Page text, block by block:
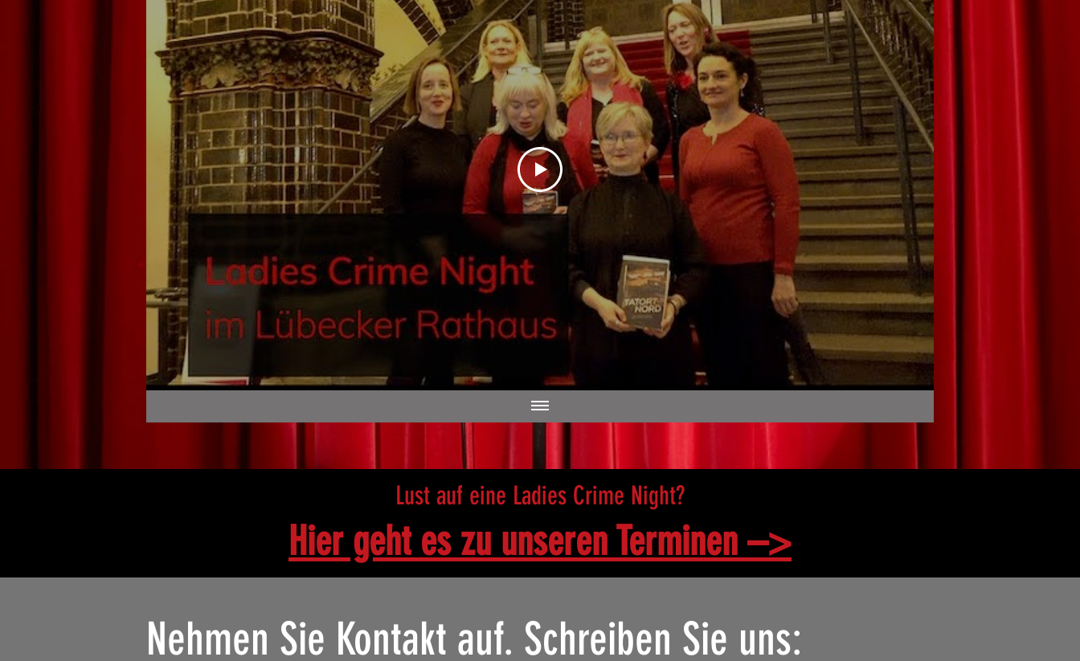
Lust auf eine Ladies Crime Night?
Hier geht es zu unseren Terminen –>
Nehmen Sie Kontakt auf. Schreiben Sie uns: